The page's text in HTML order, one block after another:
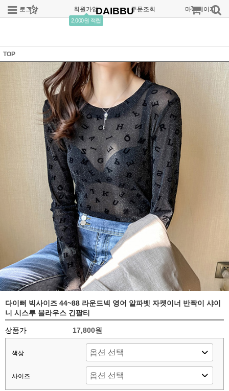
로그인 회원가입
2,000원 적립
주문조회 마이페이지
DAIBBU
TOP
다이뻐 빅사이즈 44~88 라운드넥 영어 알파벳 자켓이너 반짝이 샤이
니 시스루 블라우스 긴팔티
상품가 17,800원
색상
사이즈